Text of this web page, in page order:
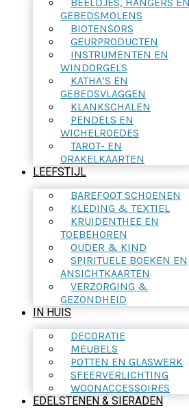
GEBEDSMOLENS
BIOTENSORS
GEURPRODUCTEN
INSTRUMENTEN EN
WINDORGELS
KATHA’S EN
GEBEDSVLAGGEN
KLANKSCHALEN
PENDELS EN
WICHELROEDES
TAROT- EN
ORAKELKAARTEN
LEEFSTIJL
BAREFOOT SCHOENEN
KLEDING & TEXTIEL
KRUIDENTHEE EN
TOEBEHOREN
OUDER & KIND
SPIRITUELE BOEKEN EN
ANSICHTKAARTEN
VERZORGING &
GEZONDHEID
IN HUIS
DECORATIE
MEUBELS
POTTEN EN GLASWERK
SFEERVERLICHTING
WOONACCESSOIRES
EDELSTENEN & SIERADEN